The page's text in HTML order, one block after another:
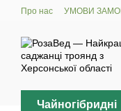
Перейти до основного
Про нас УМОВИ
Чайногібридні